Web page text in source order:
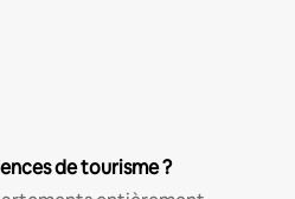
de tourisme ?